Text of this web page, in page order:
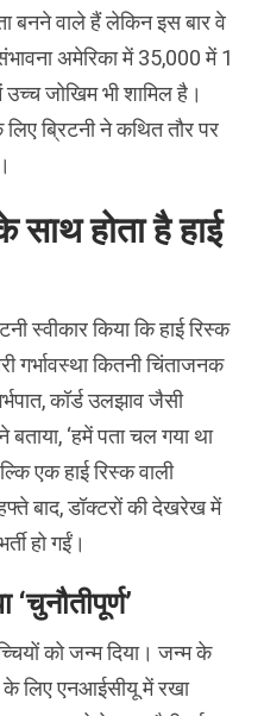
बनने वाले हैं लेकिन इस बार वे
अमेरिका में 35,000 में 1
जोखिम भी शामिल है।
ब्रिटनी ने कथित तौर पर
साथ होता है हाई
स्वीकार किया कि हाई रिस्क
कितनी चिंताजनक
कॉर्ड उलझाव जैसी
‘हमें पता चल गया था
एक हाई रिस्क वाली
बाद, डॉक्टरों की देखरेख में
हो गईं।
को जन्म दिया। जन्म के
के लिए एनआईसीयू में रखा